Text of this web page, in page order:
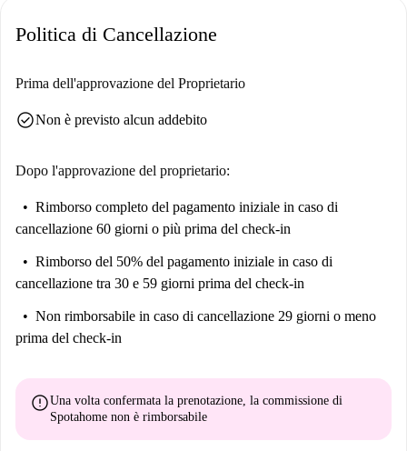
Rooftop e l'Arco della Ciambella sono tutti raggiungibili a piedi. Esplora
Santuario dei Felini di Torre Argentina nelle vicinanze. Questo
questa città storica.
Politica di Cancellazione
Prima dell'approvazione del Proprietario
check_circleNon è previsto alcun addebito
Dopo l'approvazione del proprietario:
Rimborso completo del pagamento iniziale in caso di
cancellazione 60 giorni o più prima del check-in
Rimborso del 50% del pagamento iniziale in caso di
cancellazione tra 30 e 59 giorni prima del check-in
Non rimborsabile in caso di cancellazione 29 giorni o meno
prima del check-in
errorUna volta confermata la prenotazione, la commissione di
Spotahome non è rimborsabile